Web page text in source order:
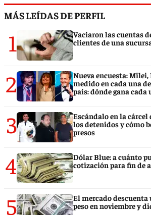
MÁS LEÍDAS DE PERFIL
1
Vaciaron las cuentas
clientes de una
2
Nueva encuesta:
medido en cada una
país: dónde gana cada
3
Escándalo en la cárcel
los detenidos y cómo
presos
4
Dólar Blue: a cuánto
cotización para fin de
5
El mercado
peso en noviembre y